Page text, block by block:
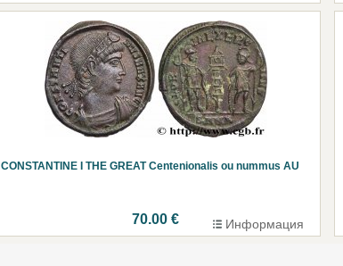
CONSTANTINE I THE GREAT Centenionalis ou nummus AU
70.00 € Информация